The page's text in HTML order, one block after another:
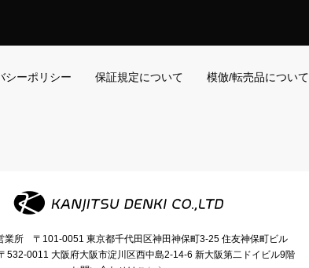
シーポリシー 保証規定について 模倣/転売品について
業所 〒101-0051 東京都千代田区神田神保町3-25 住友神保町ビル
532-0011 大阪府大阪市淀川区西中島2-14-6 新大阪第二ドイビル9階